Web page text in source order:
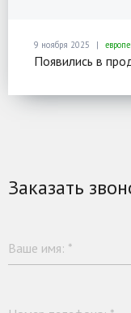
9 ноября 2025
Появились в
Заказать
Ваше имя: *